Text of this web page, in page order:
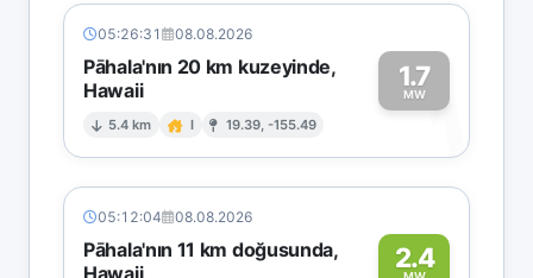
05:26:31 08.08.2026
Pāhala'nın 20 km kuzeyinde,
Hawaii
5.4 km I 19.39, -155.49
1.7
MW1
05:12:04 08.08.2026
Pāhala'nın 11 km doğusunda,
2.4